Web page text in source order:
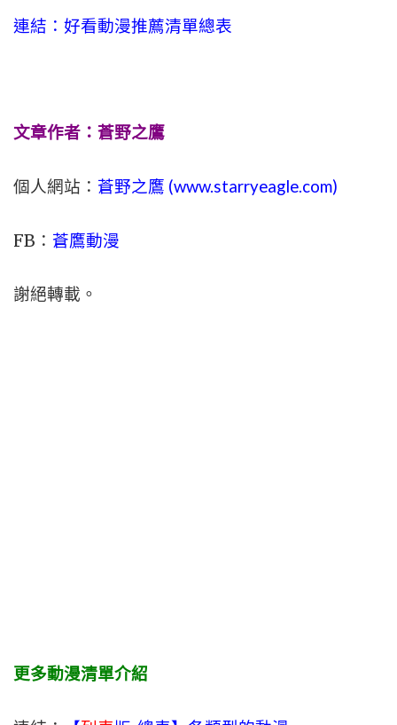
連結：好看動漫推薦清單總表
文章作者：蒼野之鷹
個人網站： 蒼野之鷹 (www.starryeagle.com)
FB： 蒼鷹動漫
謝絕轉載。
更多動漫清單介紹